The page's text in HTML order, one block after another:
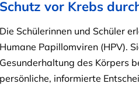
Schutz vor Krebs
Die Schülerinnen und Schüler
Humane Papillomviren (HPV).
Gesunderhaltung des Körpers
persönliche, informierte